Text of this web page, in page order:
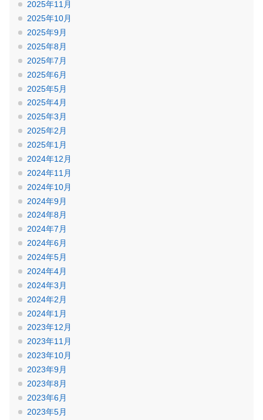
2025年11月
2025年10月
2025年9月
2025年8月
2025年7月
2025年6月
2025年5月
2025年4月
2025年3月
2025年2月
2025年1月
2024年12月
2024年11月
2024年10月
2024年9月
2024年8月
2024年7月
2024年6月
2024年5月
2024年4月
2024年3月
2024年2月
2024年1月
2023年12月
2023年11月
2023年10月
2023年9月
2023年8月
2023年6月
2023年5月